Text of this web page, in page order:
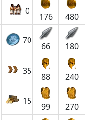
0
176 480
70
66 180
35
88 240
15
99 270